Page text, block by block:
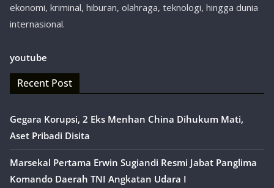
ekonomi, kriminal, hiburan, olahraga, teknologi, hingga dunia
internasional.
youtube
Recent Post
Gegara Korupsi, 2 Eks Menhan China Dihukum Mati,
Aset Pribadi Disita
Marsekal Pertama Erwin Sugiandi Resmi Jabat Panglima
Komando Daerah TNI Angkatan Udara I